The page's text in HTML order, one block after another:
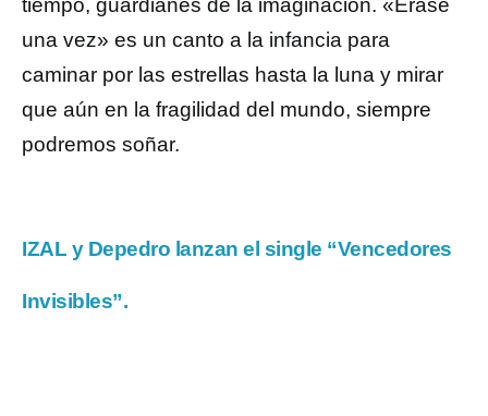
tiempo, guardianes de la imaginación. «Érase
una vez» es un canto a la infancia para
caminar por las estrellas hasta la luna y mirar
que aún en la fragilidad del mundo, siempre
podremos soñar.
IZAL y Depedro lanzan el single “Vencedores
Invisibles”.